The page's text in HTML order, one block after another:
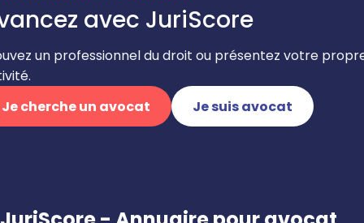
avec JuriScore
un professionnel du droit ou présentez votre
Je cherche un avocat
Je suis avocat